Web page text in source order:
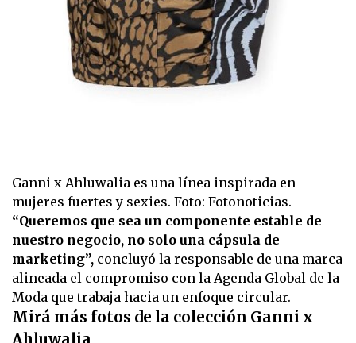
Ganni x Ahluwalia es una línea inspirada en
mujeres fuertes y sexies. Foto: Fotonoticias.
“Queremos que sea un componente estable de
nuestro negocio, no solo una cápsula de
marketing”, concluyó la responsable de una marca
alineada el compromiso con la Agenda Global de la
Moda que trabaja hacia un enfoque circular.
Mirá más fotos de la colección Ganni x